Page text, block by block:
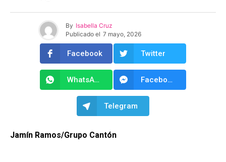
By Isabella Cruz
Publicado el 7 mayo, 2026
Facebook Twitter
WhatsApp Facebook Messenger
Telegram
Jamín Ramos/Grupo Cantón